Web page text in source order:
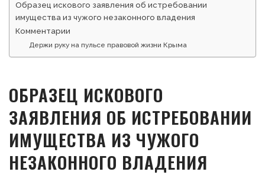
Образец искового заявления об истребовании
имущества из чужого незаконного владения
Комментарии
Держи руку на пульсе правовой жизни Крыма
ОБРАЗЕЦ ИСКОВОГО
ЗАЯВЛЕНИЯ ОБ ИСТРЕБОВАНИИ
ИМУЩЕСТВА ИЗ ЧУЖОГО
НЕЗАКОННОГО ВЛАДЕНИЯ